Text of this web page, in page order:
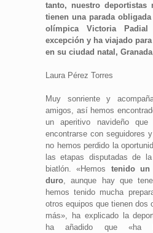
tanto, nuestro deportistas
tienen una parada
olímpica Victoria
excepción y ha viajado
en su ciudad natal,
Laura Pérez Torres
Muy sonriente y
amigos, así hemos
un aperitivo navideño que
encontrarse con seguidores
no hemos perdido la
las etapas disputadas de
biatlón. «Hemos tenido un
duro, aunque hay que
hemos tenido mucha
otros equipos que tienen dos
más», ha explicado la
ha añadido que «ha